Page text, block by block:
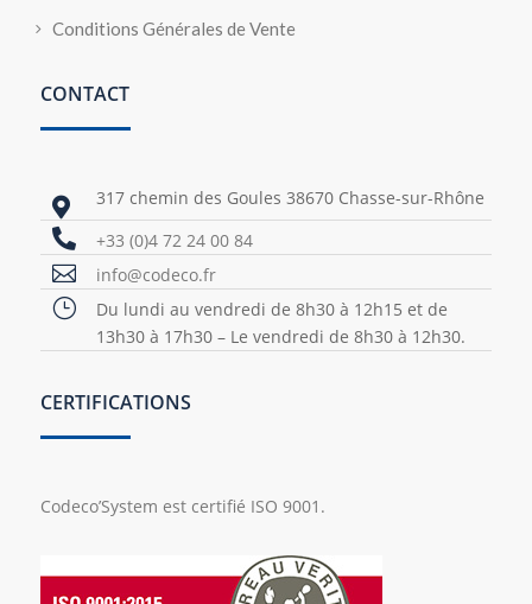
Conditions Générales de Vente
CONTACT
 317 chemin des Goules 38670 Chasse-sur-Rhône
 +33 (0)4 72 24 00 84
 info@codeco.fr
}
Du lundi au vendredi de 8h30 à 12h15 et de
13h30 à 17h30 – Le vendredi de 8h30 à 12h30.
CERTIFICATIONS
Codeco’System est certifié ISO 9001.